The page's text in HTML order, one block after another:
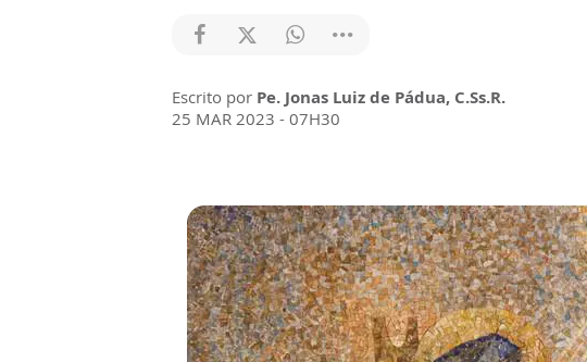
Escrito por Pe. Jonas Luiz de Pádua, C.Ss.R.
25 MAR 2023 - 07H30